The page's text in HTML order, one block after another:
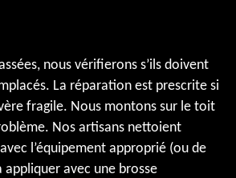
nous vérifierons s’ils doivent
La réparation est prescrite si
fragile. Nous montons sur le toit
Nos artisans nettoient
l’équipement approprié (ou de
appliquer avec une brosse